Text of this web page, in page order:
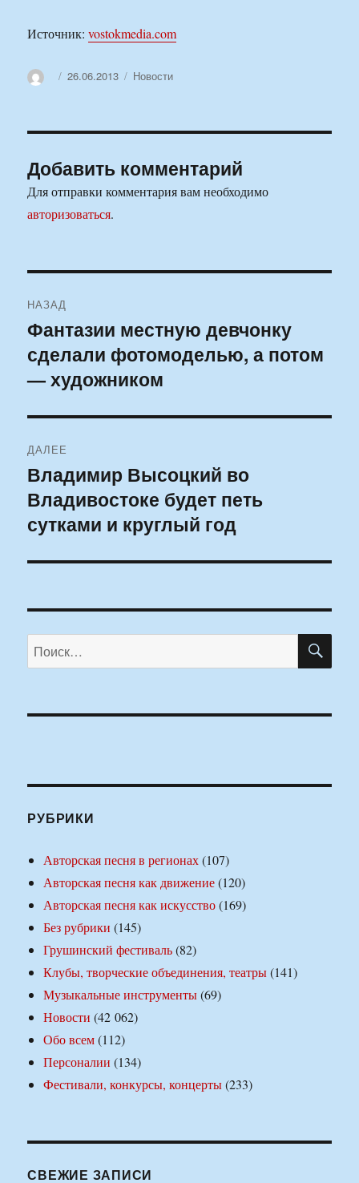
Источник:vostokmedia.com
АвторОпубликовано
26.06.2013 Рубрики
Новости
Добавить комментарий
Для отправки комментария вам необходимо
авторизоваться.
по
записям
НАЗАД
Предыдущая
запись:
Фантазии местную девчонку
сделали фотомоделью, а потом
— художником
ДАЛЕЕ
Следующая
запись:
Владимир Высоцкий во
Владивостоке будет петь
сутками и круглый год
Искать:
РУБРИКИ
Авторская песня в регионах(107)
Авторская песня как движение(120)
Авторская песня как искусство(169)
Без рубрики (145)
Грушинский фестиваль(82)
Клубы, творческие объединения, театры(141)
Музыкальные инструменты(69)
Новости (42 062)
Обо всем(112)
Персоналии (134)
Фестивали, конкурсы, концерты(233)
СВЕЖИЕ ЗАПИСИ